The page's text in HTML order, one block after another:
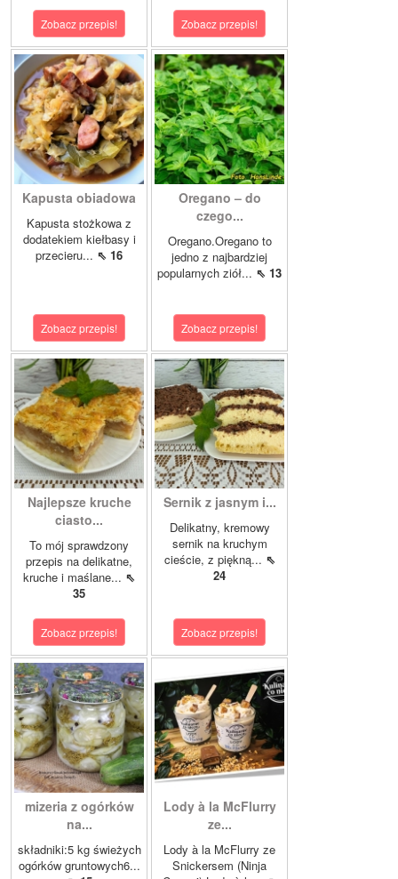
Zobacz przepis! Zobacz przepis!
Kapusta obiadowa
Kapusta stożkowa z
dodatekiem kiełbasy i
przecieru... ⇖ 16
Zobacz przepis!
Oregano – do
czego...
Oregano.Oregano to
jedno z najbardziej
popularnych ziół... ⇖ 13
Zobacz przepis!
Najlepsze kruche
ciasto...
To mój sprawdzony
przepis na delikatne,
kruche i maślane... ⇖
35
Zobacz przepis!
Sernik z jasnym i...
Delikatny, kremowy
sernik na kruchym
cieście, z piękną... ⇖
24
Zobacz przepis!
mizeria z ogórków
na...
składniki:5 kg świeżych
ogórków gruntowych6...
Lody à la McFlurry
ze...
Lody à la McFlurry ze
Snickersem (Ninja